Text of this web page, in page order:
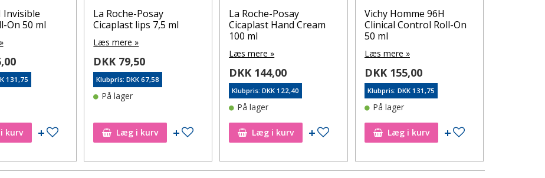
Invisible
On 50 ml
131,75
kurv Tilføj til ønskeseddel
La Roche-Posay
Cicaplast lips 7,5 ml
Læs mere »
DKK 79,50
Klubpris: DKK 67,58
På lager
Læg i kurv Tilføj til ønskeseddel
La Roche-Posay
Cicaplast Hand Cream
100 ml
Læs mere »
DKK 144,00
Klubpris: DKK 122,40
På lager
Læg i kurv Tilføj til ønskeseddel
Vichy Homme 96H
Clinical Control Roll-On
50 ml
Læs mere »
DKK 155,00
Klubpris: DKK 131,75
På lager
Læg i kurv Tilføj til ønskeseddel